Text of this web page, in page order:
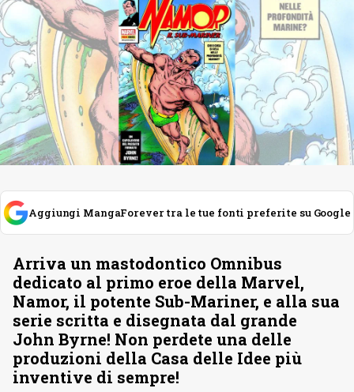
Aggiungi MangaForever tra le tue fonti preferite su Google
Arriva un mastodontico Omnibus
dedicato al primo eroe della Marvel,
Namor, il potente Sub-Mariner, e alla sua
serie scritta e disegnata dal grande
John Byrne! Non perdete una delle
produzioni della Casa delle Idee più
inventive di sempre!